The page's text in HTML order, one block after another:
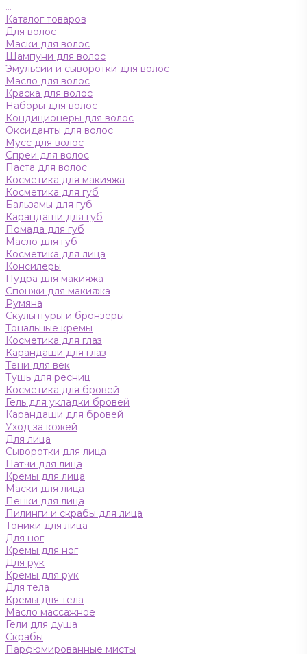
...
Каталог товаров
Для волос
Маски для волос
Шампуни для волос
Эмульсии и сыворотки для волос
Масло для волос
Краска для волос
Наборы для волос
Кондиционеры для волос
Оксиданты для волос
Мусс для волос
Спреи для волос
Паста для волос
Косметика для макияжа
Косметика для губ
Бальзамы для губ
Карандаши для губ
Помада для губ
Масло для губ
Косметика для лица
Консилеры
Пудра для макияжа
Спонжи для макияжа
Румяна
Скульптуры и бронзеры
Тональные кремы
Косметика для глаз
Карандаши для глаз
Тени для век
Тушь для ресниц
Косметика для бровей
Гель для укладки бровей
Карандаши для бровей
Уход за кожей
Для лица
Сыворотки для лица
Патчи для лица
Кремы для лица
Маски для лица
Пенки для лица
Пилинги и скрабы для лица
Тоники для лица
Для ног
Кремы для ног
Для рук
Кремы для рук
Для тела
Кремы для тела
Масло массажное
Гели для душа
Скрабы
Парфюмированные мисты